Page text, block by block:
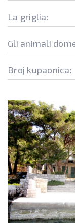
La griglia:
Gli animali
Broj kupaonica: